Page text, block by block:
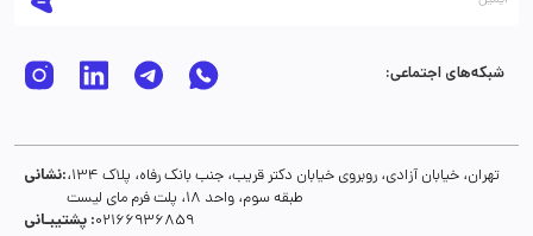
شبکه‌های اجتماعی:
نشانی:تهران، خیابان آزادی، روبروی خیابان دکتر قریب، جنب بانک رفاه، پلاک 134،
طبقه سوم، واحد 18، پلت فرم مای لیست
پشتیبـانی :02166936859